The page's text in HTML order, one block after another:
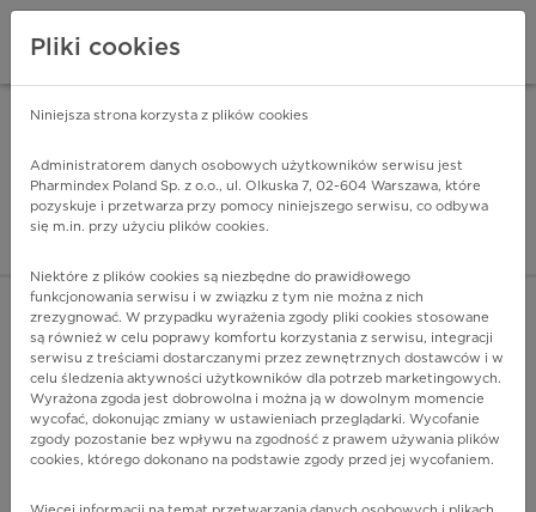
Pharmindex - lider
ZALOGUJ SIĘ
POKAŻ FILTRY
Pharmindex
Pliki cookies
Niniejsza strona korzysta z plików cookies
Administratorem danych osobowych użytkowników serwisu jest
Pharmindex Poland Sp. z o.o., ul. Olkuska 7, 02-604 Warszawa, które
pozyskuje i przetwarza przy pomocy niniejszego serwisu, co odbywa
się m.in. przy użyciu plików cookies.
Niektóre z plików cookies są niezbędne do prawidłowego
funkcjonowania serwisu i w związku z tym nie można z nich
zrezygnować. W przypadku wyrażenia zgody pliki cookies stosowane
są również w celu poprawy komfortu korzystania z serwisu, integracji
serwisu z treściami dostarczanymi przez zewnętrznych dostawców i w
celu śledzenia aktywności użytkowników dla potrzeb marketingowych.
Wyrażona zgoda jest dobrowolna i można ją w dowolnym momencie
wycofać, dokonując zmiany w ustawieniach przeglądarki. Wycofanie
zgody pozostanie bez wpływu na zgodność z prawem używania plików
cookies, którego dokonano na podstawie zgody przed jej wycofaniem.
ZA DARMO - w Google Play INSTALUJ